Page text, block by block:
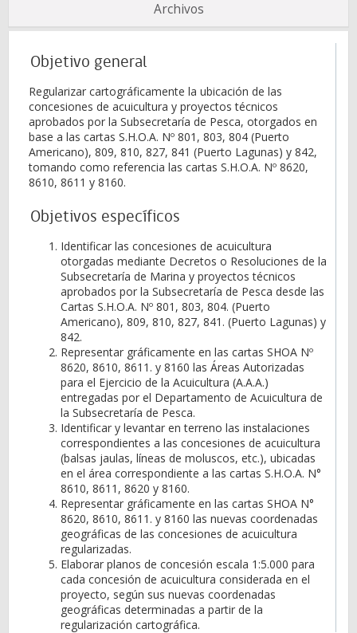
Archivos
Objetivo general
Regularizar cartográficamente la ubicación de las
concesiones de acuicultura y proyectos técnicos
aprobados por la Subsecretaría de Pesca, otorgados en
base a las cartas S.H.O.A. Nº 801, 803, 804 (Puerto
Americano), 809, 810, 827, 841 (Puerto Lagunas) y 842,
tomando como referencia las cartas S.H.O.A. Nº 8620,
8610, 8611 y 8160.
Objetivos específicos
Identificar las concesiones de acuicultura
otorgadas mediante Decretos o Resoluciones de la
Subsecretaría de Marina y proyectos técnicos
aprobados por la Subsecretaría de Pesca desde las
Cartas S.H.O.A. Nº 801, 803, 804. (Puerto
Americano), 809, 810, 827, 841. (Puerto Lagunas) y
842.
Representar gráficamente en las cartas SHOA Nº
8620, 8610, 8611. y 8160 las Áreas Autorizadas
para el Ejercicio de la Acuicultura (A.A.A.)
entregadas por el Departamento de Acuicultura de
la Subsecretaría de Pesca.
Identificar y levantar en terreno las instalaciones
correspondientes a las concesiones de acuicultura
(balsas jaulas, líneas de moluscos, etc.), ubicadas
en el área correspondiente a las cartas S.H.O.A. N°
8610, 8611, 8620 y 8160.
Representar gráficamente en las cartas SHOA N°
8620, 8610, 8611. y 8160 las nuevas coordenadas
geográficas de las concesiones de acuicultura
regularizadas.
Elaborar planos de concesión escala 1:5.000 para
cada concesión de acuicultura considerada en el
proyecto, según sus nuevas coordenadas
geográficas determinadas a partir de la
regularización cartográfica.